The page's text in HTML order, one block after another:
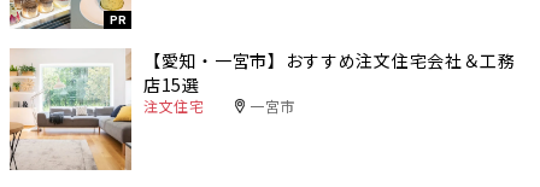
PR
【愛知・一宮市】おすすめ注文住宅会社＆工務
店15選
注文住宅 一宮市